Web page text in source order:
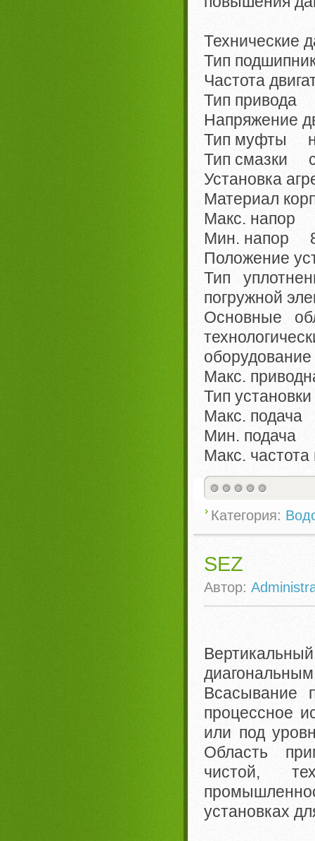
Технические
Тип
Частота
Тип привода
Напряжение
Тип муфты
Тип смазки
Установка
Материал
Макс. напор
Мин. напор
Положение
Тип
погружной
Основные
Макс.
Тип
Макс.
Мин. подача
Макс.
Категория:
SEZ
Автор:
Всасывание
процессное
или под
Область
чистой,
установках